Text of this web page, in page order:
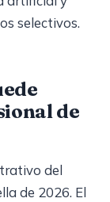
selectivos.
de
del
de 2026. El